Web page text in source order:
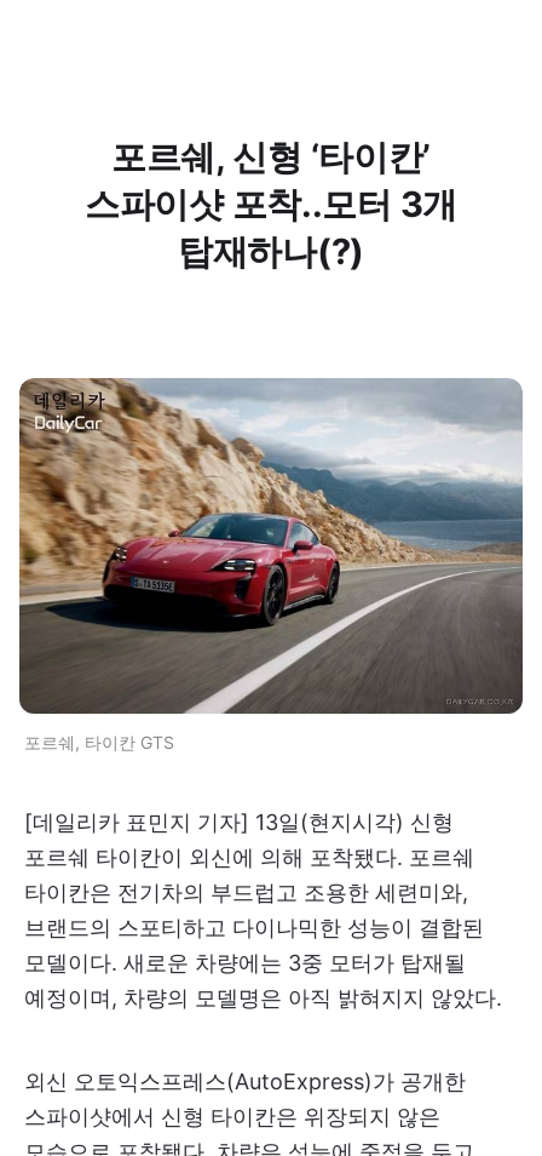
포르쉐, 신형 ‘타이칸’
스파이샷 포착..모터 3개
탑재하나(?)
포르쉐, 타이칸 GTS
[데일리카 표민지 기자] 13일(현지시각) 신형
포르쉐 타이칸이 외신에 의해 포착됐다. 포르쉐
타이칸은 전기차의 부드럽고 조용한 세련미와,
브랜드의 스포티하고 다이나믹한 성능이 결합된
모델이다. 새로운 차량에는 3중 모터가 탑재될
예정이며, 차량의 모델명은 아직 밝혀지지 않았다.
외신 오토익스프레스(AutoExpress)가 공개한
스파이샷에서 신형 타이칸은 위장되지 않은